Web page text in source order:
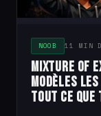
NOOB 11 MIN
Mixture of
modèles
tout ce